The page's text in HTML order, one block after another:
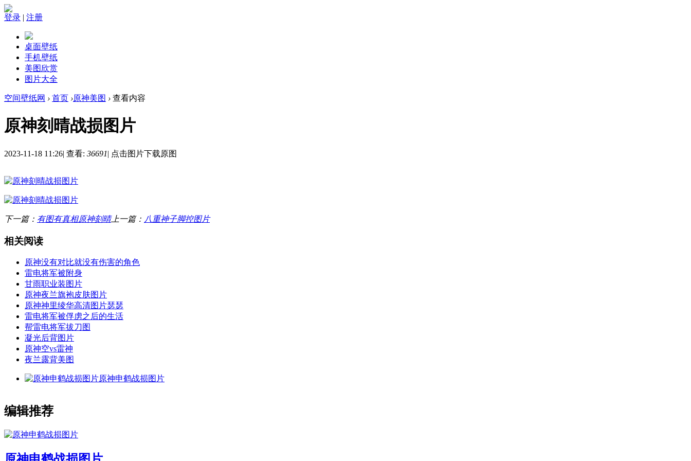
登录 | 注册
桌面壁纸
手机壁纸
美图欣赏
图片大全
空间壁纸网 › 首页 ›原神美图 › 查看内容
原神刻晴战损图片
2023-11-18 11:26| 查看: 36691| 点击图片下载原图
下一篇： 有图有真相原神刻晴上一篇： 八重神子脚控图片
相关阅读
原神没有对比就没有伤害的角色
雷电将军被附身
甘雨职业装图片
原神夜兰旗袍皮肤图片
原神神里绫华高清图片瑟瑟
雷电将军被俘虏之后的生活
帮雷电将军拔刀图
凝光后背图片
原神空vs雷神
夜兰露背美图
原神申鹤战损图片
编辑推荐